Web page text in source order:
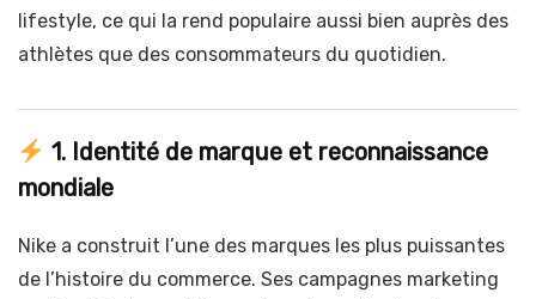
lifestyle, ce qui la rend populaire aussi bien auprès des
athlètes que des consommateurs du quotidien.
1. Identité de marque et reconnaissance
mondiale
Nike a construit l’une des marques les plus puissantes
de l’histoire du commerce. Ses campagnes marketing